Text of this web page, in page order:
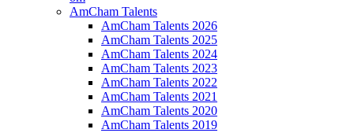
AmCham Talents
AmCham Talents 2026
AmCham Talents 2025
AmCham Talents 2024
AmCham Talents 2023
AmCham Talents 2022
AmCham Talents 2021
AmCham Talents 2020
AmCham Talents 2019